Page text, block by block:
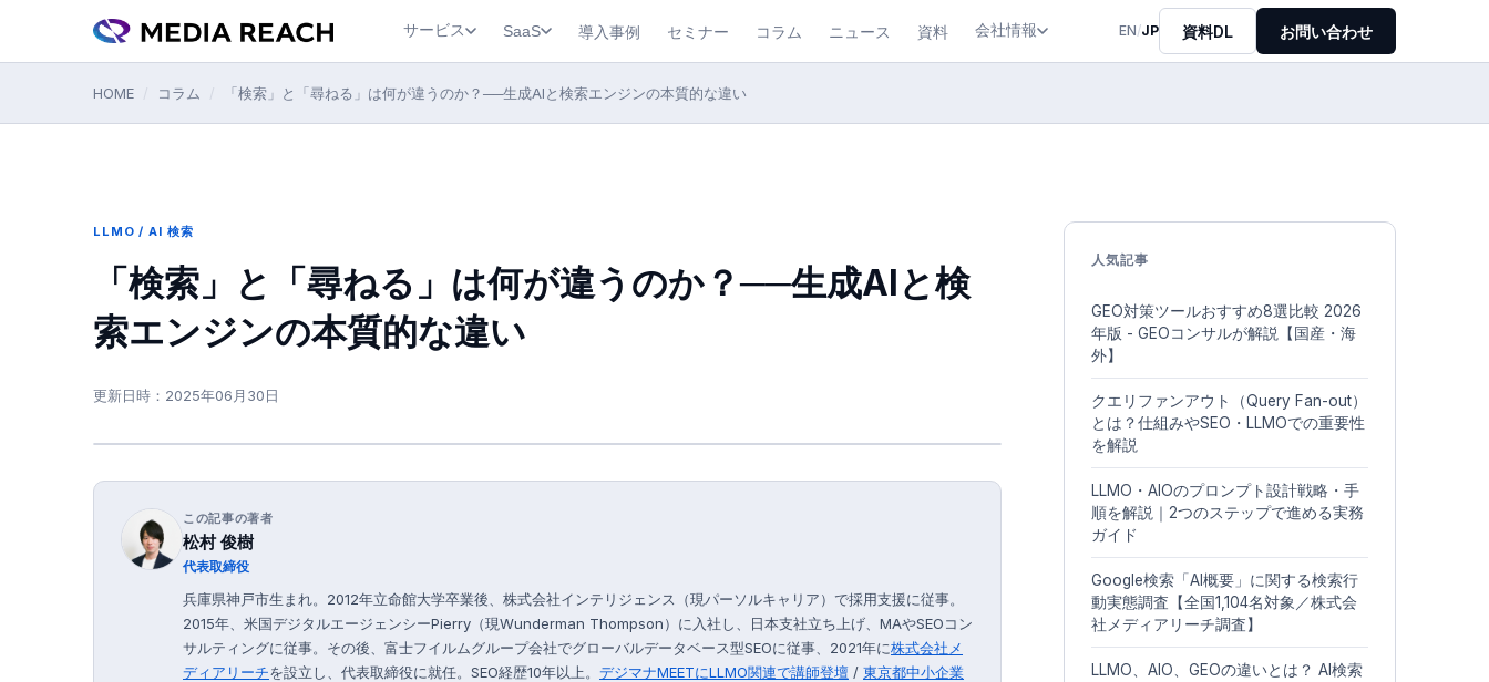
サービス SaaS 導入事例 セミナー コラム ニュース 資料 会社情報 EN/JP 資料DL お問い合わせ
HOME コラム 「検索」と「尋ねる」は何が違うのか？──生成AIと検索エンジンの本質的な違い
LLMO / AI 検索
「検索」と「尋ねる」は何が違うのか？──生成AIと検
索エンジンの本質的な違い
更新日時： 2025年06月30日
この記事の著者
松村 俊樹
代表取締役
兵庫県神戸市生まれ。2012年立命館大学卒業後、株式会社インテリジェンス（現パーソルキャリア）で採用支援に従事。
2015年、米国デジタルエージェンシーPierry（現Wunderman Thompson）に入社し、日本支社立ち上げ、MAやSEOコン
サルティングに従事。その後、富士フイルムグループ会社でグローバルデータベース型SEOに従事、2021年に株式会社メ
ディアリーチを設立し、代表取締役に就任。SEO経歴10年以上。 デジマナMEETにLLMO関連で講師登壇 / 東京都中小企業
人気記事
GEO対策ツールおすすめ8選比較 2026
年版 - GEOコンサルが解説【国産・海
外】
クエリファンアウト（Query Fan-out）
とは？仕組みやSEO・LLMOでの重要性
を解説
LLMO・AIOのプロンプト設計戦略・手
順を解説｜2つのステップで進める実務
ガイド
Google検索「AI概要」に関する検索行
動実態調査【全国1,104名対象／株式会
社メディアリーチ調査】
LLMO、AIO、GEOの違いとは？ AI検索